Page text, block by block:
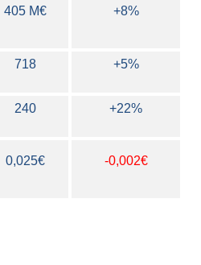
405 M€ +8%
718 +5%
240 +22%
0,025€ -0,002€